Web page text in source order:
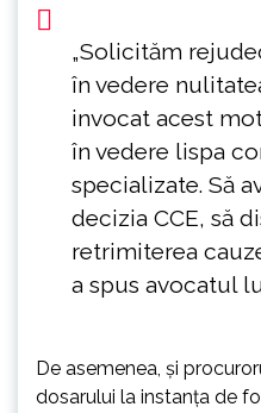
„Solicităm
în vedere
invocat acest
în vedere lispa
specializate. Să
decizia CCE, să
retrimiterea
a spus avocatul
De asemenea, și
dosarului la instanța de